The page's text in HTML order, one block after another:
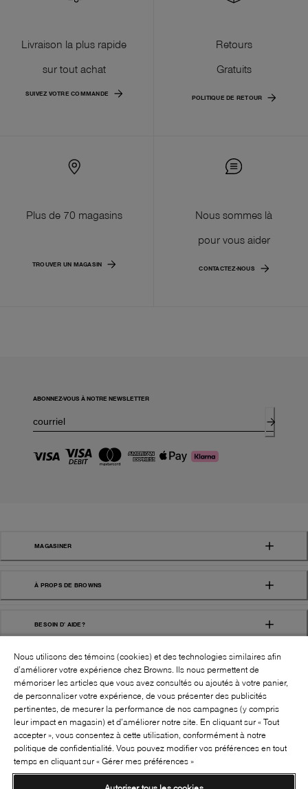
Livraison la plus rapide
sur tout achat
SUIVEZ VOTRE COMMANDE
Retours
Gratuits
POLITIQUE DE RETOUR
Plus de 70 magasins
TROUVER UN MAGASIN
Nous sommes là
pour vous aider
CONTACTEZ-NOUS
ABONNEZ-VOUS À NOTRE NEWSLETTER
MAGASINER
À PROPS DE BROWNS
BESOIN D' AIDE?
BROWNS SHOES INC. TOUS DROITS
RÉSERVÉS
SUIVEZ-NOUS!:
Nous utilisons des témoins (cookies) et des technologies similaires afin
d’améliorer votre expérience chez Browns. Ils nous permettent de
mémoriser les articles que vous avez consultés ou ajoutés à votre panier,
de personnaliser votre expérience, de vous présenter des publicités
pertinentes, de mesurer la performance de nos campagnes (y compris
leur impact en magasin) et d’améliorer notre site. En cliquant sur « Tout
accepter », vous consentez à cette utilisation, conformément à notre
politique de confidentialité. Vous pouvez modifier vos préférences en tout
temps en cliquant sur « Gérer mes préférences »